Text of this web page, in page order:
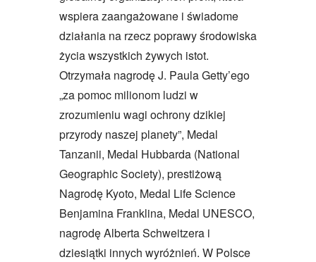
wspiera zaangażowane i świadome
działania na rzecz poprawy środowiska
życia wszystkich żywych istot.
Otrzymała nagrodę J. Paula Getty’ego
„za pomoc milionom ludzi w
zrozumieniu wagi ochrony dzikiej
przyrody naszej planety”, Medal
Tanzanii, Medal Hubbarda (National
Geographic Society), prestiżową
Nagrodę Kyoto, Medal Life Science
Benjamina Franklina, Medal UNESCO,
nagrodę Alberta Schweitzera i
dziesiątki innych wyróżnień. W Polsce